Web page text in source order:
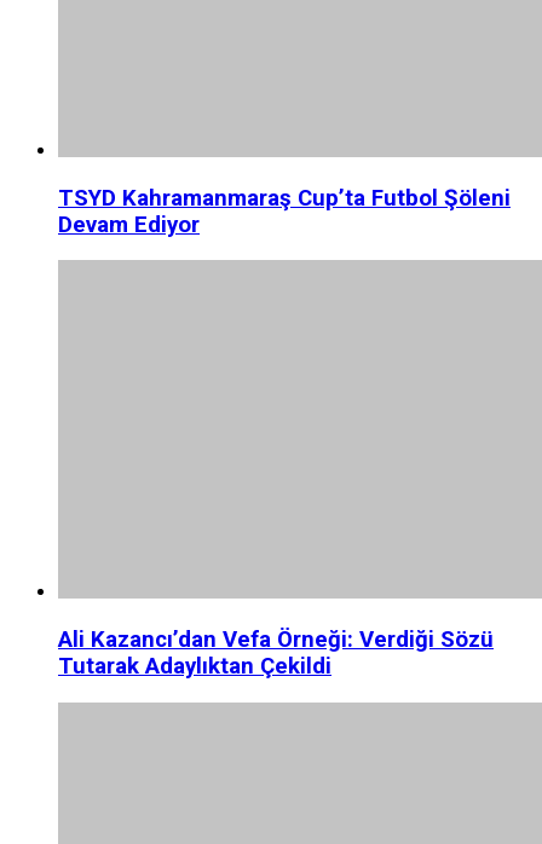
TSYD Kahramanmaraş Cup’ta Futbol Şöleni
Devam Ediyor
Ali Kazancı’dan Vefa Örneği: Verdiği Sözü
Tutarak Adaylıktan Çekildi